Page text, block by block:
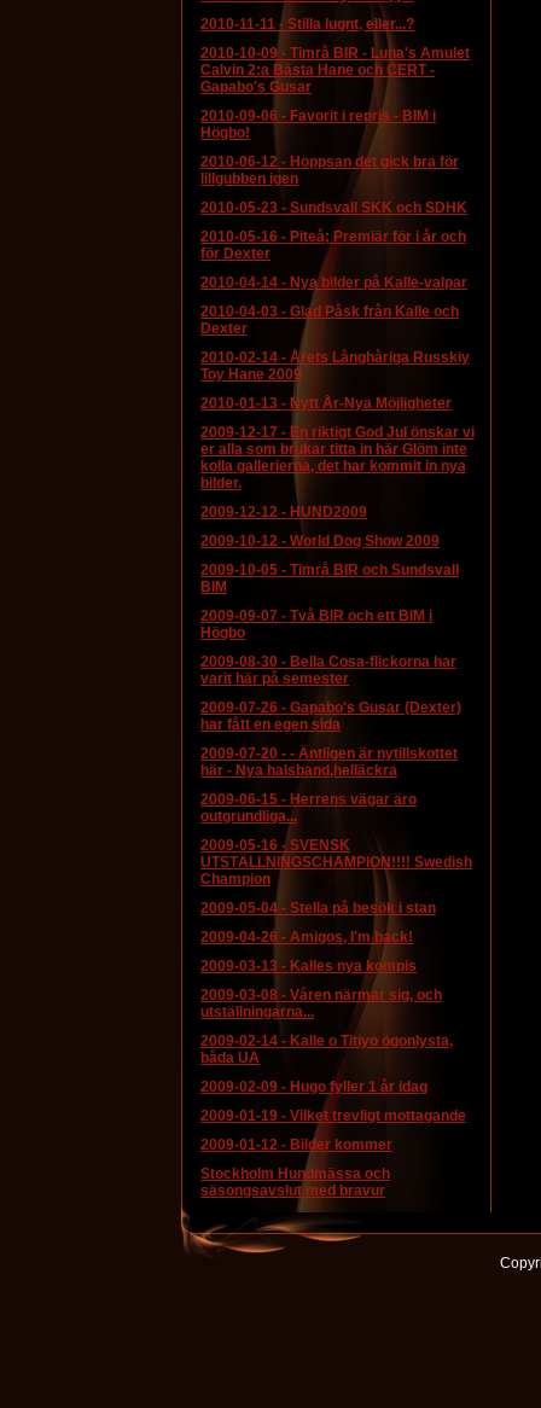
2010-11-11 - Stilla lugnt, eller...?
2010-10-09 - Timrå BIR - Luna's Amulet
Calvin 2:a Bästa Hane och CERT -
Gapabo's Gusar
2010-09-06 - Favorit i repris - BIM i
Högbo!
2010-06-12 - Hoppsan det gick bra för
lillgubben igen
2010-05-23 - Sundsvall SKK och SDHK
2010-05-16 - Piteå; Premiär för i år och
för Dexter
2010-04-14 - Nya bilder på Kalle-valpar
2010-04-03 - Glad Påsk från Kalle och
Dexter
2010-02-14 - Årets Långhåriga Russkiy
Toy Hane 2009
2010-01-13 - Nytt År-Nya Möjligheter
2009-12-17 - En riktigt God Jul önskar vi
er alla som brukar titta in här Glöm inte
kolla gallerierna, det har kommit in nya
bilder.
2009-12-12 - HUND2009
2009-10-12 - World Dog Show 2009
2009-10-05 - Timrå BIR och Sundsvall
BIM
2009-09-07 - Två BIR och ett BIM i
Högbo
2009-08-30 - Bella Cosa-flickorna har
varit här på semester
2009-07-26 - Gapabo's Gusar (Dexter)
har fått en egen sida
2009-07-20 - - Äntligen är nytillskottet
här - Nya halsband,helläckra
2009-06-15 - Herrens vägar äro
outgrundliga...
2009-05-16 - SVENSK
UTSTÄLLNINGSCHAMPION!!!! Swedish
Champion
2009-05-04 - Stella på besök i stan
2009-04-26 - Amigos, I'm back!
2009-03-13 - Kalles nya kompis
2009-03-08 - Våren närmar sig, och
utställningarna...
2009-02-14 - Kalle o Titiyo ögonlysta,
båda UA
2009-02-09 - Hugo fyller 1 år idag
2009-01-19 - Vilket trevligt mottagande
2009-01-12 - Bilder kommer
Stockholm Hundmässa och
säsongsavslut med bravur